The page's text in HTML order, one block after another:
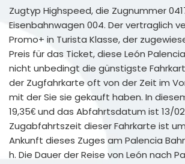
Zugtyp Highspeed, die Zugnummer
Eisenbahnwagen 004. Der vertraglich
Promo+ in Turista Klasse, der
Preis für das Ticket, diese León
nicht unbedingt die günstigste
der Zugfahrkarte oft von der Zeit im
mit der Sie sie gekauft haben. In
19,35€ und das Abfahrtsdatum ist 13/
Zugabfahrtszeit dieser Fahrkarte ist
Ankunft dieses Zuges am Palencia
h. Die Dauer der Reise von León nach